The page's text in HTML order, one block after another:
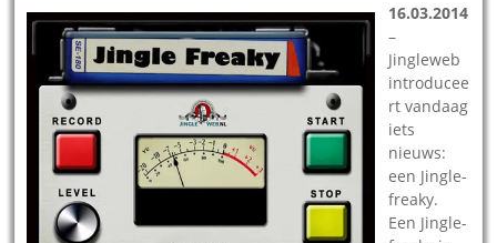
16.03.2014
–
Jingleweb
introducee
rt vandaag
iets
nieuws:
een Jingle-
freaky.
Een Jingle-